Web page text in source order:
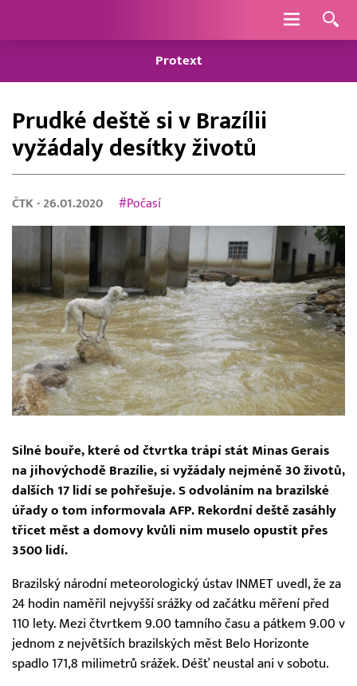
Navigace
Protext
Prudké deště si v Brazílii
vyžádaly desítky životů
ČTK - 26.01.2020 #Počasí
Silné bouře, které od čtvrtka trápí stát Minas Gerais
na jihovýchodě Brazílie, si vyžádaly nejméně 30 životů,
dalších 17 lidí se pohřešuje. S odvoláním na brazilské
úřady o tom informovala AFP. Rekordní deště zasáhly
třicet měst a domovy kvůli nim muselo opustit přes
3500 lidí.
Brazilský národní meteorologický ústav INMET uvedl, že za
24 hodin naměřil nejvyšší srážky od začátku měření před
110 lety. Mezi čtvrtkem 9.00 tamního času a pátkem 9.00 v
jednom z největších brazilských měst Belo Horizonte
spadlo 171,8 milimetrů srážek. Déšť neustal ani v sobotu.